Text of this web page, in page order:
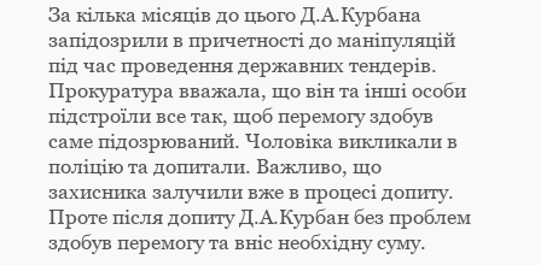
За кілька місяців до цього Д.А.Курбана
запідозрили в причетності до маніпуляцій
під час проведення державних тендерів.
Прокуратура вважала, що він та інші особи
підстроїли все так, щоб перемогу здобув
саме підозрюваний. Чоловіка викликали в
поліцію та допитали. Важливо, що
захисника залучили вже в процесі допиту.
Проте після допиту Д.А.Курбан без проблем
здобув перемогу та вніс необхідну суму.